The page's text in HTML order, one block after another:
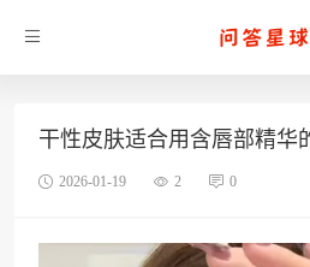
干性皮肤适合用含唇部精华
2026-01-19 2 0